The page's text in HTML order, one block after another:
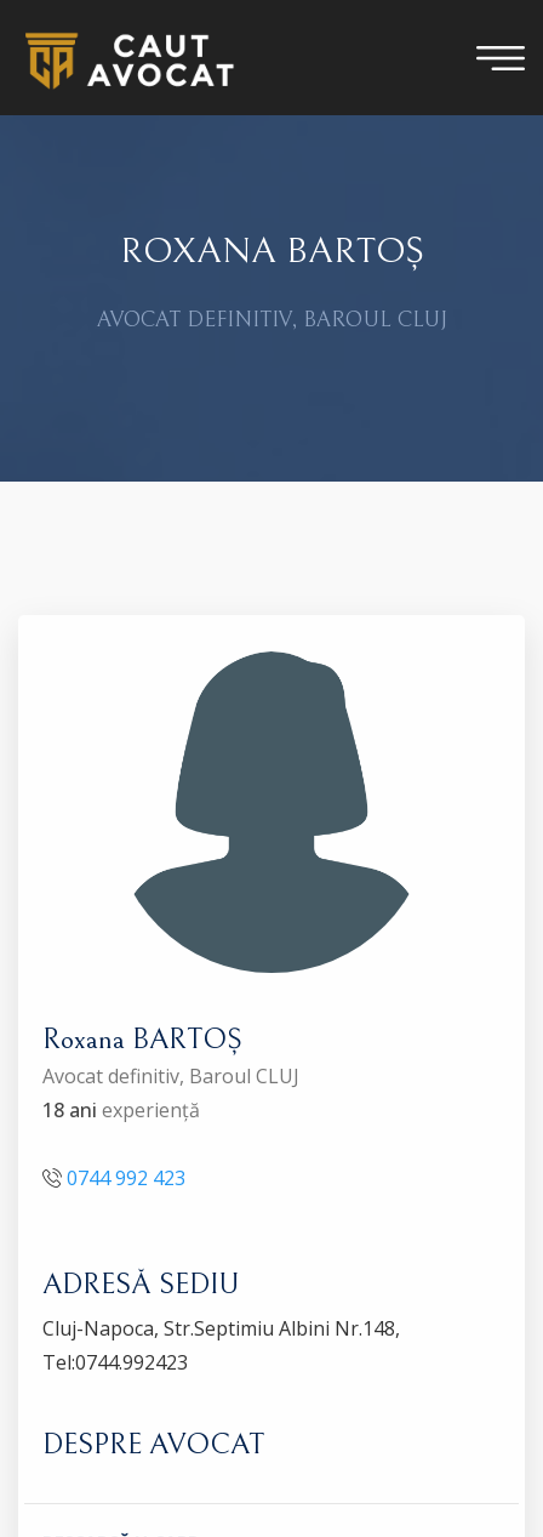
ROXANA BARTOȘ
AVOCAT DEFINITIV, BAROUL CLUJ
Roxana BARTOȘ
Avocat definitiv, Baroul CLUJ
18 ani experiență
0744 992 423
ADRESĂ SEDIU
Cluj-Napoca, Str.Septimiu Albini Nr.148,
Tel:0744.992423
DESPRE AVOCAT